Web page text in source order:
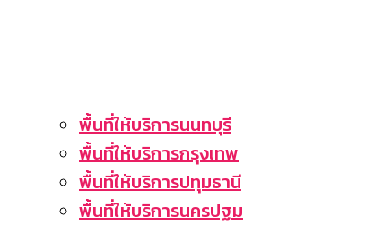
พื้นที่ให้บริการนนทบุรี
พื้นที่ให้บริการกรุงเทพ
พื้นที่ให้บริการปทุมธานี
พื้นที่ให้บริการนครปฐม